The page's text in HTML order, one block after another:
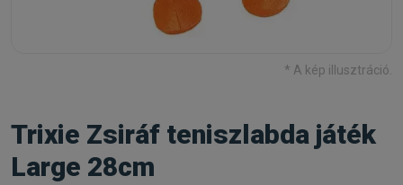
* A kép illusztráció.
Trixie Zsiráf teniszlabda játék
Large 28cm